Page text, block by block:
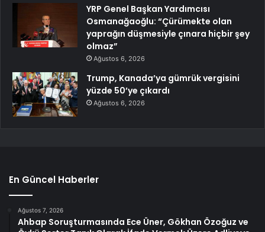
YRP Genel Başkan Yardımcısı
Osmanağaoğlu: “Çürümekte olan
yaprağın düşmesiyle çınara hiçbir şey
olmaz”
Ağustos 6, 2026
Trump, Kanada’ya gümrük vergisini
yüzde 50’ye çıkardı
Ağustos 6, 2026
En Güncel Haberler
Ağustos 7, 2026
Ahbap Soruşturmasında Ece Üner, Gökhan Özoğuz ve